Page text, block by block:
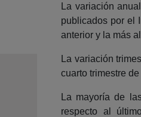
La variación
publicados por el
anterior y la más
La variación
cuarto trimestre
La mayoría de
respecto al